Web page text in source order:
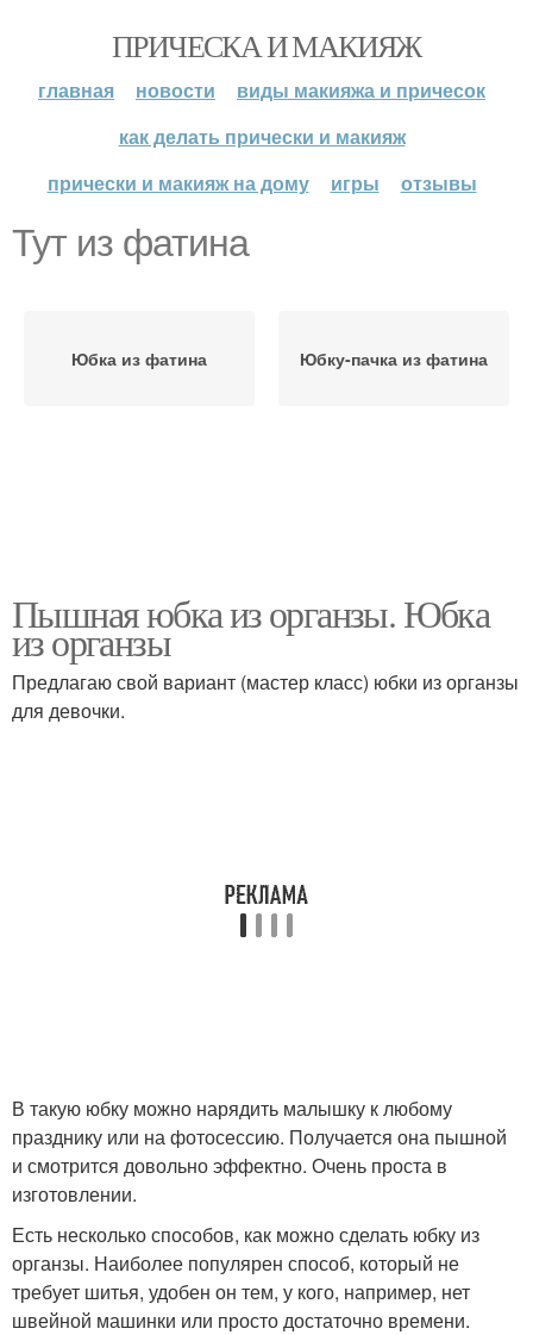
ПРИЧЕСКА И МАКИЯЖ
главная новости
виды макияжа и причесок
как делать прически и макияж
прически и макияж на дому
игры отзывы
Тут из фатина
Юбка из фатина Юбку-пачка из фатина
Пышная юбка из органзы. Юбка
из органзы
Предлагаю свой вариант (мастер класс) юбки из органзы
для девочки.
В такую юбку можно нарядить малышку к любому
празднику или на фотосессию. Получается она пышной
и смотрится довольно эффектно. Очень проста в
изготовлении.
Есть несколько способов, как можно сделать юбку из
органзы. Наиболее популярен способ, который не
требует шитья, удобен он тем, у кого, например, нет
швейной машинки или просто достаточно времени.